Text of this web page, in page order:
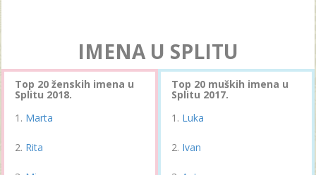
IMENA U SPLITU
Top 20 ženskih imena u
Splitu 2018.
Marta
Rita
Top 20 muških imena u
Splitu 2017.
Luka
Ivan